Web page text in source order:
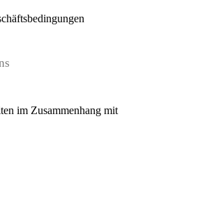
im Zusammenhang mit